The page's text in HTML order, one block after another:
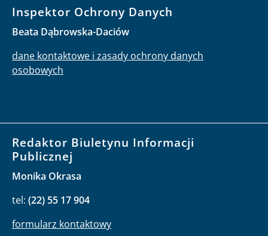
Inspektor Ochrony Danych
Beata Dąbrowska-Daciów
dane kontaktowe i zasady ochrony danych
osobowych
Redaktor Biuletynu Informacji
Publicznej
Monika Okrasa
tel: (22) 55 17 904
formularz kontaktowy